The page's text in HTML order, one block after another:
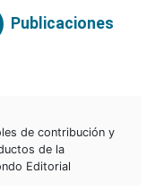
Publicaciones
de contribución y
de la
Editorial